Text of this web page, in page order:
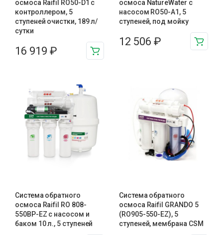
осмоса Raifil RO50-D1 с
контроллером, 5
ступеней очистки, 189 л/
сутки
16 919 ₽
осмоса NatureWater с
насосом RO50-A1, 5
ступеней, под мойку
12 506 ₽
Система обратного
осмоса Raifil RO 808-
550BP-EZ с насосом и
баком 10 л., 5 ступеней
Система обратного
осмоса Raifil GRANDO 5
(RO905-550-EZ), 5
ступеней, мембрана CSM